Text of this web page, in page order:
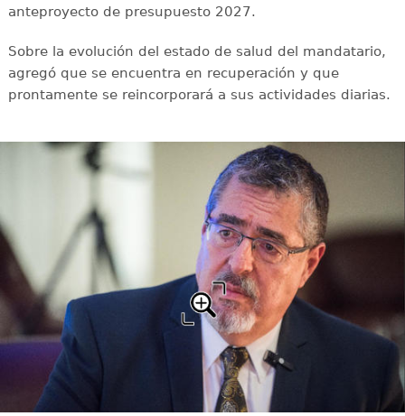
anteproyecto de presupuesto 2027.
Sobre la evolución del estado de salud del mandatario,
agregó que se encuentra en recuperación y que
prontamente se reincorporará a sus actividades diarias.